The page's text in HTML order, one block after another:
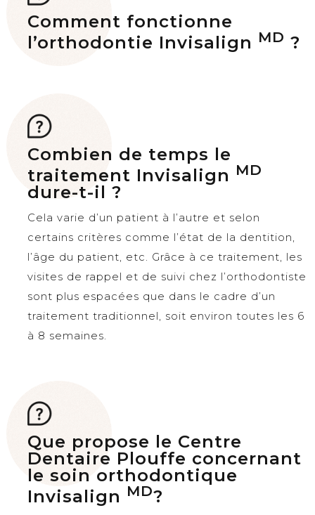
Comment fonctionne
l’orthodontie Invisalign MD ?
Combien de temps le
traitement Invisalign MD
dure-t-il ?
Cela varie d’un patient à l’autre et selon
certains critères comme l’état de la dentition,
l’âge du patient, etc. Grâce à ce traitement, les
visites de rappel et de suivi chez l’orthodontiste
sont plus espacées que dans le cadre d’un
traitement traditionnel, soit environ toutes les 6
à 8 semaines.
Que propose le Centre
Dentaire Plouffe concernant
le soin orthodontique
Invisalign MD?